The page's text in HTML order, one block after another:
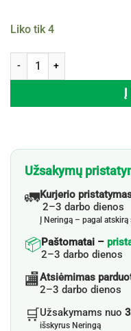
Liko tik 4
produkto kiekis:
Į
Užsakymų
🚛Kurjerio
2–3 darbo dienos
Į Neringą – pagal atskirą
📦Paštomatai –
2–3 darbo dienos
🏬Atsiėmimas
2–3 darbo dienos
🛒Užsakymams nuo
išskyrus Neringą